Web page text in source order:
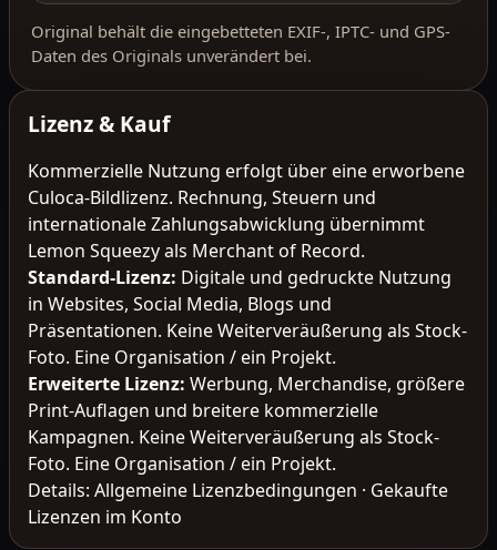
Original behält die eingebetteten EXIF-, IPTC- und GPS-
Daten des Originals unverändert bei.
Lizenz & Kauf
Kommerzielle Nutzung erfolgt über eine erworbene
Culoca-Bildlizenz. Rechnung, Steuern und
internationale Zahlungsabwicklung übernimmt
Lemon Squeezy als Merchant of Record.
Standard-Lizenz: Digitale und gedruckte Nutzung
in Websites, Social Media, Blogs und
Präsentationen. Keine Weiterveräußerung als Stock-
Foto. Eine Organisation / ein Projekt.
Erweiterte Lizenz: Werbung, Merchandise, größere
Print-Auflagen und breitere kommerzielle
Kampagnen. Keine Weiterveräußerung als Stock-
Foto. Eine Organisation / ein Projekt.
Details: Allgemeine Lizenzbedingungen · Gekaufte
Lizenzen im Konto